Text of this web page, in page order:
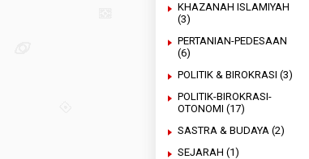
KHAZANAH ISLAMIYAH
(3)
PERTANIAN-PEDESAAN
(6)
POLITIK & BIROKRASI (3)
POLITIK-BIROKRASI-
OTONOMI (17)
SASTRA & BUDAYA (2)
SEJARAH (1)